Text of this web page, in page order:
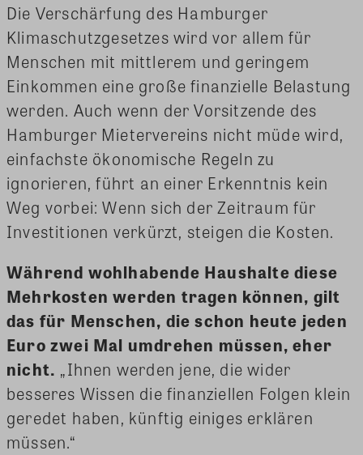
Die Verschärfung des Hamburger
Klimaschutzgesetzes wird vor allem für
Menschen mit mittlerem und geringem
Einkommen eine große finanzielle Belastung
werden. Auch wenn der Vorsitzende des
Hamburger Mietervereins nicht müde wird,
einfachste ökonomische Regeln zu
ignorieren, führt an einer Erkenntnis kein
Weg vorbei: Wenn sich der Zeitraum für
Investitionen verkürzt, steigen die Kosten.
Während wohlhabende Haushalte diese
Mehrkosten werden tragen können, gilt
das für Menschen, die schon heute jeden
Euro zwei Mal umdrehen müssen, eher
nicht. „Ihnen werden jene, die wider
besseres Wissen die finanziellen Folgen klein
geredet haben, künftig einiges erklären
müssen.“